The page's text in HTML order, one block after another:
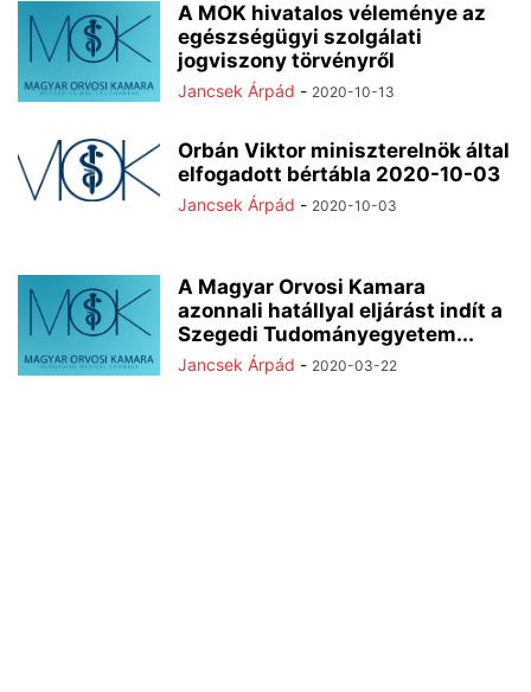
A MOK hivatalos véleménye az
egészségügyi szolgálati
jogviszony törvényről
Jancsek Árpád - 2020-10-13
Orbán Viktor miniszterelnök által
elfogadott bértábla 2020-10-03
Jancsek Árpád - 2020-10-03
A Magyar Orvosi Kamara
azonnali hatállyal eljárást indít a
Szegedi Tudományegyetem...
Jancsek Árpád - 2020-03-22